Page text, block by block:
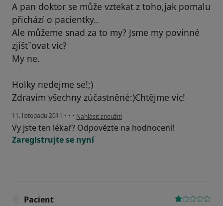
A pan doktor se může vztekat z toho,jak pomalu
přichází o pacientky..
Ale můžeme snad za to my? Jsme my povinné
zjištˇovat víc?
My ne.
Holky nedejme se!;)
Zdravím všechny zúčastněné:)Chtějme víc!
11. listopadu 2011 • • • podle názoru uživatele Pacient
Nahlásit zneužití
Vy jste ten lékař? Odpovězte na hodnocení!
Zaregistrujte se nyní
Pacient